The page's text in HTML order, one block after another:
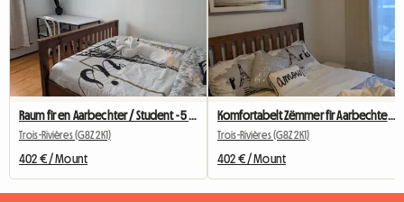
Trois-Rivières (G8Z 2K1)
402 € / Mount
Komfortabelt Zëmmer fir Aarbechter/Student - 5 Minutte vun der UQTR ewech
Trois-Rivières (G8Z 2K1)
402 € / Mount